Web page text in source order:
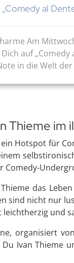
al
Am
auf
in die Welt
Thieme im
Hotspot für
Comedy-
das
sind nicht nur
und
organisiert
Ivan Thieme